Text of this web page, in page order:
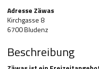
Adresse Zäwas
Kirchgasse 8
6700 Bludenz
Beschreibung
Pflege, Pflegende Angehörige
Unterstützung, Beratung,